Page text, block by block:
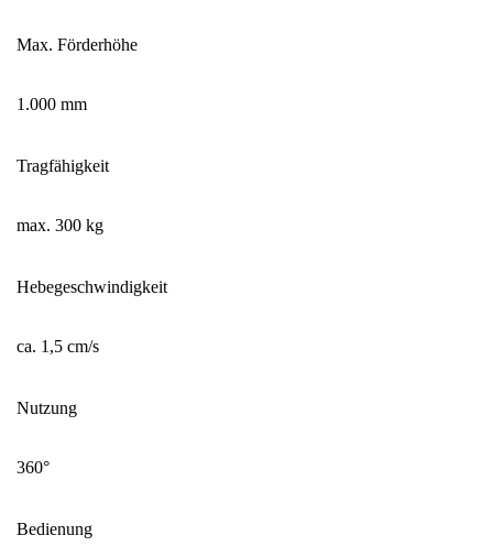
Max. Förderhöhe
1.000 mm
Tragfähigkeit
max. 300 kg
Hebegeschwindigkeit
ca. 1,5 cm/s
Nutzung
360°
Bedienung